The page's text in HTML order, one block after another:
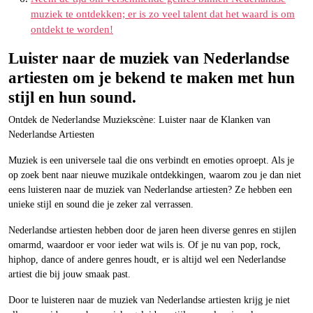
muziek te ontdekken; er is zo veel talent dat het waard is om
ontdekt te worden!
Luister naar de muziek van Nederlandse
artiesten om je bekend te maken met hun
stijl en hun sound.
Ontdek de Nederlandse Muziekscène: Luister naar de Klanken van
Nederlandse Artiesten
Muziek is een universele taal die ons verbindt en emoties oproept. Als je
op zoek bent naar nieuwe muzikale ontdekkingen, waarom zou je dan niet
eens luisteren naar de muziek van Nederlandse artiesten? Ze hebben een
unieke stijl en sound die je zeker zal verrassen.
Nederlandse artiesten hebben door de jaren heen diverse genres en stijlen
omarmd, waardoor er voor ieder wat wils is. Of je nu van pop, rock,
hiphop, dance of andere genres houdt, er is altijd wel een Nederlandse
artiest die bij jouw smaak past.
Door te luisteren naar de muziek van Nederlandse artiesten krijg je niet